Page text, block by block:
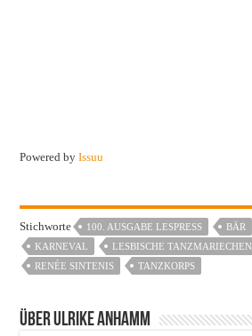
Powered byIssuu
Stichworte 100. AUSGABE LESPRESS BÄR
KARNEVAL
LESBISCHE TANZMARIECHEN
RENÉE SINTENIS
TANZKORPS
Über Ulrike Anhamm